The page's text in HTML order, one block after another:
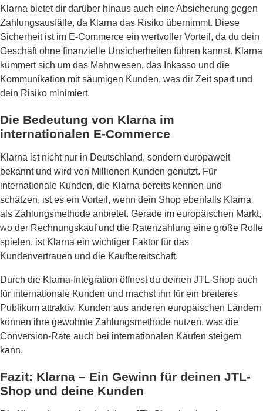
Klarna bietet dir darüber hinaus auch eine Absicherung gegen
Zahlungsausfälle, da Klarna das Risiko übernimmt. Diese
Sicherheit ist im E-Commerce ein wertvoller Vorteil, da du dein
Geschäft ohne finanzielle Unsicherheiten führen kannst. Klarna
kümmert sich um das Mahnwesen, das Inkasso und die
Kommunikation mit säumigen Kunden, was dir Zeit spart und
dein Risiko minimiert.
Die Bedeutung von Klarna im
internationalen E-Commerce
Klarna ist nicht nur in Deutschland, sondern europaweit
bekannt und wird von Millionen Kunden genutzt. Für
internationale Kunden, die Klarna bereits kennen und
schätzen, ist es ein Vorteil, wenn dein Shop ebenfalls Klarna
als Zahlungsmethode anbietet. Gerade im europäischen Markt,
wo der Rechnungskauf und die Ratenzahlung eine große Rolle
spielen, ist Klarna ein wichtiger Faktor für das
Kundenvertrauen und die Kaufbereitschaft.
Durch die Klarna-Integration öffnest du deinen JTL-Shop auch
für internationale Kunden und machst ihn für ein breiteres
Publikum attraktiv. Kunden aus anderen europäischen Ländern
können ihre gewohnte Zahlungsmethode nutzen, was die
Conversion-Rate auch bei internationalen Käufen steigern
kann.
Fazit: Klarna – Ein Gewinn für deinen JTL-
Shop und deine Kunden